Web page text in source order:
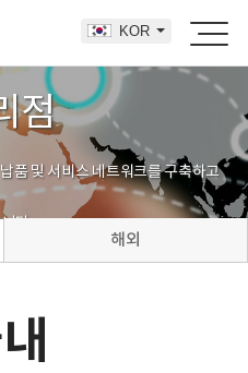
KOR
점
품 및 서비스 네트워크를 구축하고
다.
해외